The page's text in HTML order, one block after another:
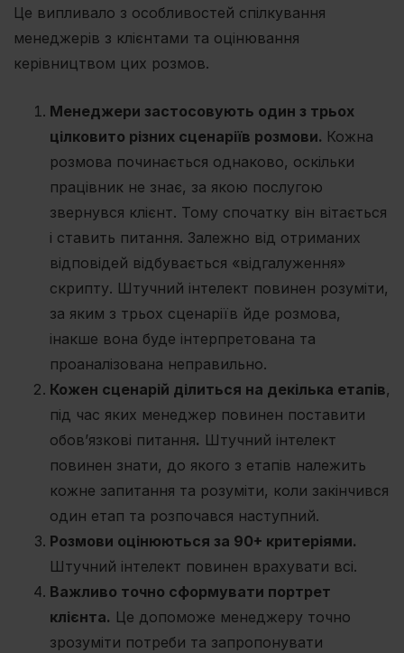
Це випливало з особливостей спілкування
менеджерів з клієнтами та оцінювання
керівництвом цих розмов.
Менеджери застосовують один з трьох
цілковито різних сценаріїв розмови. Кожна
розмова починається однаково, оскільки
працівник не знає, за якою послугою
звернувся клієнт. Тому спочатку він вітається
і ставить питання. Залежно від отриманих
відповідей відбувається «відгалуження»
скрипту. Штучний інтелект повинен розуміти,
за яким з трьох сценаріїв йде розмова,
інакше вона буде інтерпретована та
проаналізована неправильно.
Кожен сценарій ділиться на декілька етапів,
під час яких менеджер повинен поставити
обов’язкові питання. Штучний інтелект
повинен знати, до якого з етапів належить
кожне запитання та розуміти, коли закінчився
один етап та розпочався наступний.
Розмови оцінюються за 90+ критеріями.
Штучний інтелект повинен врахувати всі.
Важливо точно сформувати портрет
клієнта. Це допоможе менеджеру точно
зрозуміти потреби та запропонувати